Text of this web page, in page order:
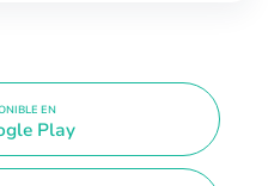
EN
Play